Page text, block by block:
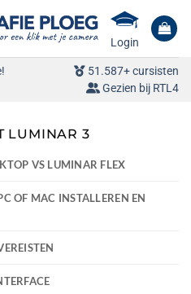
Login
51.587+ cursisten
Gezien bij RTL4
LUMINAR 3
VS LUMINAR FLEX
OF MAC INSTALLEREN EN